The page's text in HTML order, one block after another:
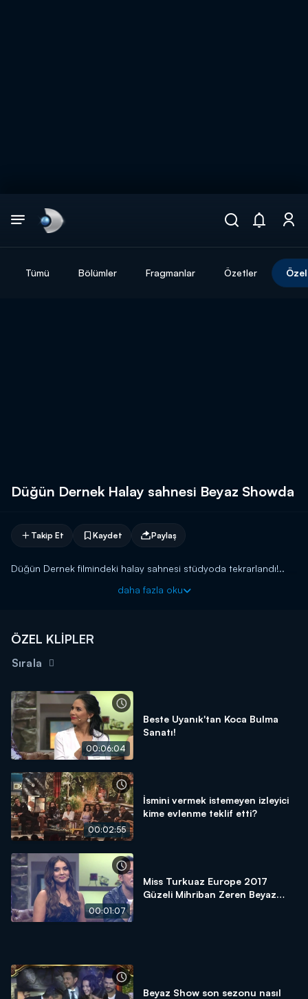
Tümü Bölümler Fragmanlar Özetler
Düğün Dernek Halay sahnesi Beyaz Showda
Takip Et Kaydet Paylaş
Düğün Dernek filmindeki halay sahnesi stüdyoda tekrarlandı!..
daha fazla oku
ÖZEL KLİPLER
Sırala
00:06:04
Beste Uyanık'tan Koca Bulma
Sanatı!
00:02:55
İsmini vermek istemeyen izleyici
kime evlenme teklif etti?
00:01:07
Miss Turkuaz Europe 2017
Güzeli Mihriban Zeren Beyaz
Beyaz Show son sezonu nasıl